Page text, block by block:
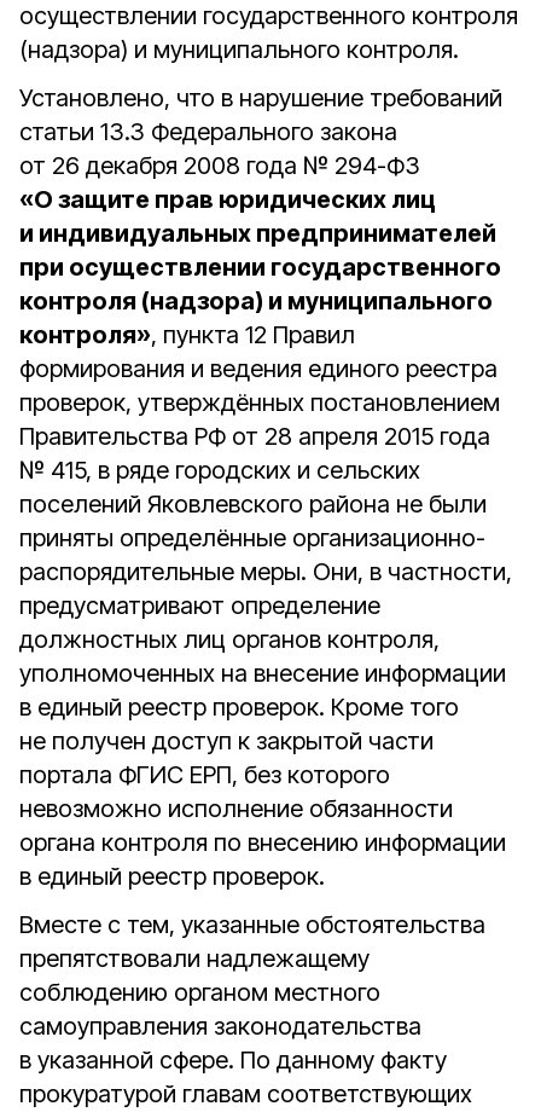
осуществлении государственного контроля
(надзора) и муниципального контроля.
Установлено, что в нарушение требований
статьи 13.3 Федерального закона
от 26 декабря 2008 года № 294-ФЗ
«О защите прав юридических лиц
и индивидуальных предпринимателей
при осуществлении государственного
контроля (надзора) и муниципального
контроля», пункта 12 Правил
формирования и ведения единого реестра
проверок, утверждённых постановлением
Правительства РФ от 28 апреля 2015 года
№ 415, в ряде городских и сельских
поселений Яковлевского района не были
приняты определённые организационно-
распорядительные меры. Они, в частности,
предусматривают определение
должностных лиц органов контроля,
уполномоченных на внесение информации
в единый реестр проверок. Кроме того
не получен доступ к закрытой части
портала ФГИС ЕРП, без которого
невозможно исполнение обязанности
органа контроля по внесению информации
в единый реестр проверок.
Вместе с тем, указанные обстоятельства
препятствовали надлежащему
соблюдению органом местного
самоуправления законодательства
в указанной сфере. По данному факту
прокуратурой главам соответствующих